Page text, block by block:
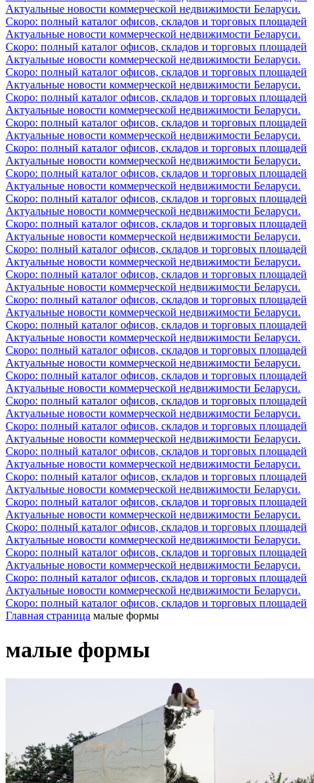
Актуальные новости коммерческой недвижимости Беларуси.
Скоро: полный каталог офисов, складов и торговых площадей
Актуальные новости коммерческой недвижимости Беларуси.
Скоро: полный каталог офисов, складов и торговых площадей
Актуальные новости коммерческой недвижимости Беларуси.
Скоро: полный каталог офисов, складов и торговых площадей
Актуальные новости коммерческой недвижимости Беларуси.
Скоро: полный каталог офисов, складов и торговых площадей
Актуальные новости коммерческой недвижимости Беларуси.
Скоро: полный каталог офисов, складов и торговых площадей
Актуальные новости коммерческой недвижимости Беларуси.
Скоро: полный каталог офисов, складов и торговых площадей
Актуальные новости коммерческой недвижимости Беларуси.
Скоро: полный каталог офисов, складов и торговых площадей
Актуальные новости коммерческой недвижимости Беларуси.
Скоро: полный каталог офисов, складов и торговых площадей
Актуальные новости коммерческой недвижимости Беларуси.
Скоро: полный каталог офисов, складов и торговых площадей
Актуальные новости коммерческой недвижимости Беларуси.
Скоро: полный каталог офисов, складов и торговых площадей
Актуальные новости коммерческой недвижимости Беларуси.
Скоро: полный каталог офисов, складов и торговых площадей
Актуальные новости коммерческой недвижимости Беларуси.
Скоро: полный каталог офисов, складов и торговых площадей
Актуальные новости коммерческой недвижимости Беларуси.
Скоро: полный каталог офисов, складов и торговых площадей
Актуальные новости коммерческой недвижимости Беларуси.
Скоро: полный каталог офисов, складов и торговых площадей
Актуальные новости коммерческой недвижимости Беларуси.
Скоро: полный каталог офисов, складов и торговых площадей
Актуальные новости коммерческой недвижимости Беларуси.
Скоро: полный каталог офисов, складов и торговых площадей
Актуальные новости коммерческой недвижимости Беларуси.
Скоро: полный каталог офисов, складов и торговых площадей
Актуальные новости коммерческой недвижимости Беларуси.
Скоро: полный каталог офисов, складов и торговых площадей
Актуальные новости коммерческой недвижимости Беларуси.
Скоро: полный каталог офисов, складов и торговых площадей
Актуальные новости коммерческой недвижимости Беларуси.
Скоро: полный каталог офисов, складов и торговых площадей
Актуальные новости коммерческой недвижимости Беларуси.
Скоро: полный каталог офисов, складов и торговых площадей
Актуальные новости коммерческой недвижимости Беларуси.
Скоро: полный каталог офисов, складов и торговых площадей
Актуальные новости коммерческой недвижимости Беларуси.
Скоро: полный каталог офисов, складов и торговых площадей
Актуальные новости коммерческой недвижимости Беларуси.
Скоро: полный каталог офисов, складов и торговых площадей
Главная страница малые формы
малые формы